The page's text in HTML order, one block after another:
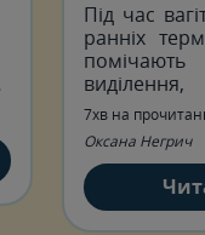
Під час
ранніх
Оксана Негрич
7хв на